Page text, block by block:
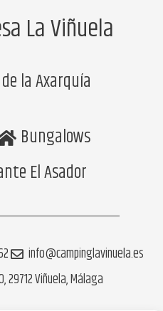
La Viñuela
la Axarquía
Bungalows
El Asador
info@campinglavinuela.es
29712 Viñuela, Málaga